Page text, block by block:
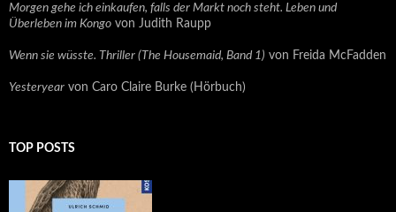
Morgen gehe ich einkaufen, falls der Markt noch steht. Leben und
Überleben im Kongo von Judith Raupp
Wenn sie wüsste. Thriller (The Housemaid, Band 1) von Freida McFadden
Yesteryear von Caro Claire Burke (Hörbuch)
TOP POSTS